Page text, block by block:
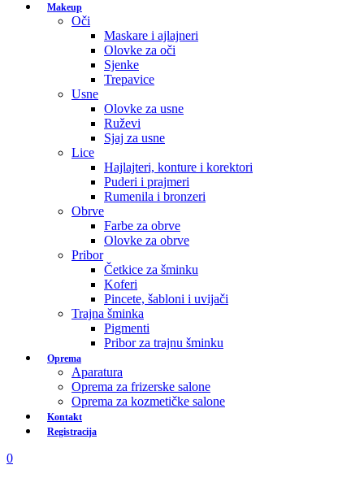
Makeup
Oči
Maskare i ajlajneri
Olovke za oči
Sjenke
Trepavice
Usne
Olovke za usne
Ruževi
Sjaj za usne
Lice
Hajlajteri, konture i korektori
Puderi i prajmeri
Rumenila i bronzeri
Obrve
Farbe za obrve
Olovke za obrve
Pribor
Četkice za šminku
Koferi
Pincete, šabloni i uvijači
Trajna šminka
Pigmenti
Pribor za trajnu šminku
Oprema
Aparatura
Oprema za frizerske salone
Oprema za kozmetičke salone
Kontakt
Registracija
0